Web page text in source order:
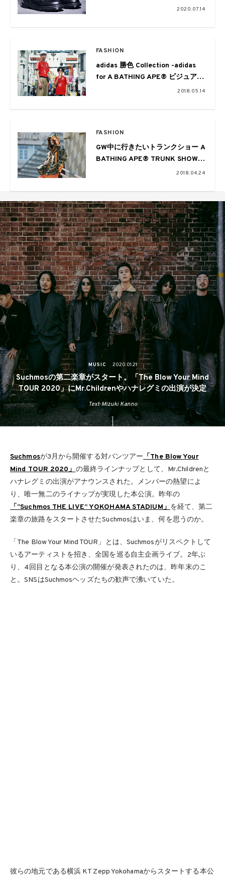
第7弾は既成概念を打ち壊すロン
ア、A-COLD-WALL*とコラボレー
2020.07.14
FASHION
adidas 勝色 Collection -adidas
for A BATHING APE® ビジュアル
2018.05.14
FASHION
GW中に行きたいトランクショー A
BATHING APE® TRUNK SHOW
by PORTER STANDが開催2018.04.24
MUSIC 2020.01.21
Suchmosの第二楽章がスタート。「The Blow Your Mind
TOUR 2020」にMr.Childrenやハナレグミの出演が決定
Text-Mizuki Kanno
Suchmosが3月から開催する対バンツアー 「The Blow Your
Mind TOUR 2020」 の最終ラインナップとして、Mr.Childrenと
ハナレグミの出演がアナウンスされた。メンバーの熱望によ
り、唯一無二のライナップが実現した本公演。昨年の
「“Suchmos THE LIVE” YOKOHAMA STADIUM」 を経て、第二
楽章の旅路をスタートさせたSuchmosはいま、何を思うのか。
「The Blow Your Mind TOUR」とは、Suchmosがリスペクトして
いるアーティストを招き、全国を巡る自主企画ライブ。2年ぶ
り、4回目となる本公演の開催が発表されたのは、昨年末のこ
と。SNSはSuchmosヘッズたちの歓声で沸いていた。
彼らの地元である横浜 KT Zepp Yokohamaからスタートする本公